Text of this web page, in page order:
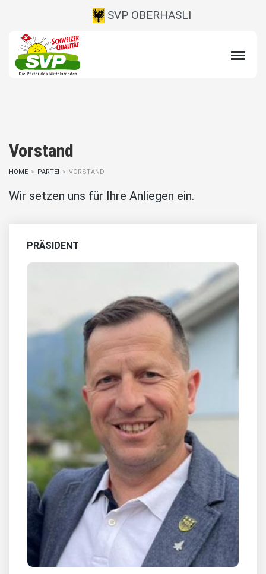
SVP OBERHASLI
Vorstand
HOME > PARTEI > VORSTAND
Wir setzen uns für Ihre Anliegen ein.
PRÄSIDENT